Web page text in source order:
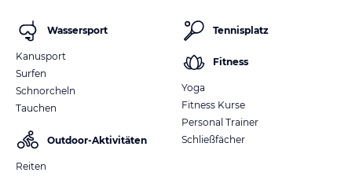
Wassersport
Kanusport
Surfen
Schnorcheln
Tauchen
Outdoor-Aktivitäten
Reiten
Tennisplatz
Fitness
Yoga
Fitness Kurse
Personal Trainer
Schließfächer